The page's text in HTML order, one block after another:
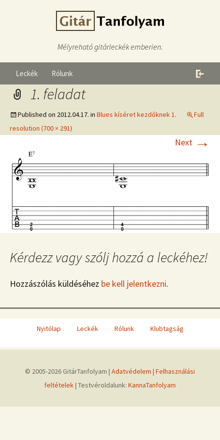
Mélyreható gitárleckék emberien.
Leckék Rólunk
1. feladat
Published on 2012.04.17. in Blues kíséret kezdőknek 1.
Full
resolution (700 × 291)
Next →
Kérdezz vagy szólj hozzá a leckéhez!
Hozzászólás küldéséhez be kell jelentkezni.
Nyitólap Leckék Rólunk Klubtagság
© 2005-2026 GitárTanfolyam | Adatvédelem | Felhasználási
feltételek | Testvéroldalunk: KannaTanfolyam